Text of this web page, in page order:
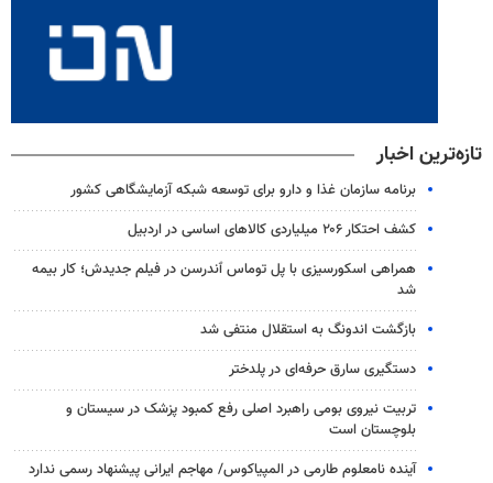
تازه‌ترین اخبار
برنامه سازمان غذا و دارو برای توسعه شبکه آزمایشگاهی کشور
کشف احتکار ۲۰۶ میلیاردی کالاهای اساسی در اردبیل
همراهی اسکورسیزی با پل توماس ٱندرسن در فیلم جدیدش؛ کار بیمه
شد
بازگشت اندونگ به استقلال منتفی شد
دستگیری سارق حرفه‌ای در پلدختر
تربیت نیروی بومی راهبرد اصلی رفع کمبود پزشک در سیستان و
بلوچستان است
آینده نامعلوم طارمی در المپیاکوس/ مهاجم ایرانی پیشنهاد رسمی ندارد